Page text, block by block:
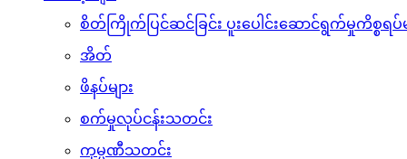
စိတ်ကြိုက်ပြင်ဆင်ခြင်း ပူးပေါင်းဆောင်ရွက်မှုကိစ္စရပ်မ
အိတ်
ဖိနပ်များ
စက်မှုလုပ်ငန်းသတင်း
ကုမ္ပဏီသတင်း